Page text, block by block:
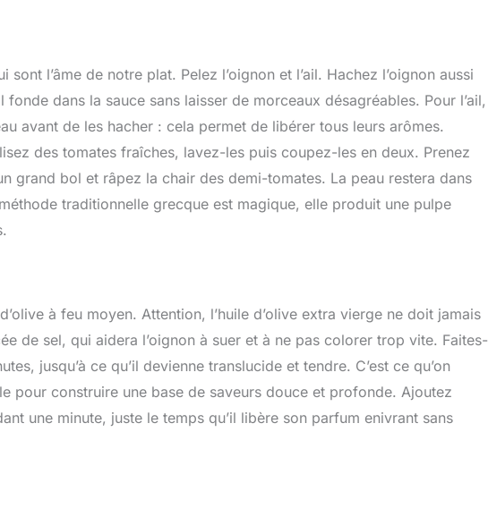
l’âme de notre plat. Pelez l’oignon et l’ail. Hachez l’oignon aussi
dans la sauce sans laisser de morceaux désagréables. Pour l’ail,
avant de les hacher : cela permet de libérer tous leurs arômes.
des tomates fraîches, lavez-les puis coupez-les en deux. Prenez
grand bol et râpez la chair des demi-tomates. La peau restera dans
traditionnelle grecque est magique, elle produit une pulpe
à feu moyen. Attention, l’huile d’olive extra vierge ne doit jamais
de sel, qui aidera l’oignon à suer et à ne pas colorer trop vite. Faites-
jusqu’à ce qu’il devienne translucide et tendre. C’est ce qu’on
pour construire une base de saveurs douce et profonde. Ajoutez
une minute, juste le temps qu’il libère son parfum enivrant sans